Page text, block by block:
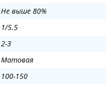
Не выше 80%
1/5.5
2-3
Матовая
100-150